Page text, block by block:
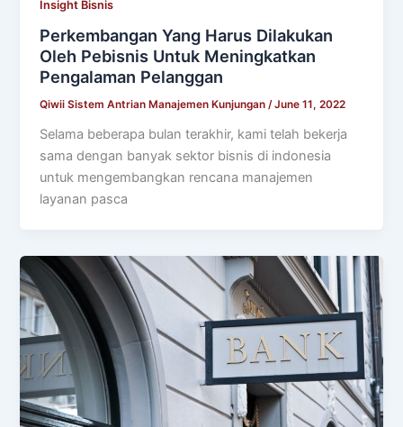
Insight Bisnis
Perkembangan Yang Harus Dilakukan
Oleh Pebisnis Untuk Meningkatkan
Pengalaman Pelanggan
Qiwii Sistem Antrian Manajemen Kunjungan/June 11, 2022
Selama beberapa bulan terakhir, kami telah bekerja
sama dengan banyak sektor bisnis di indonesia
untuk mengembangkan rencana manajemen
layanan pasca